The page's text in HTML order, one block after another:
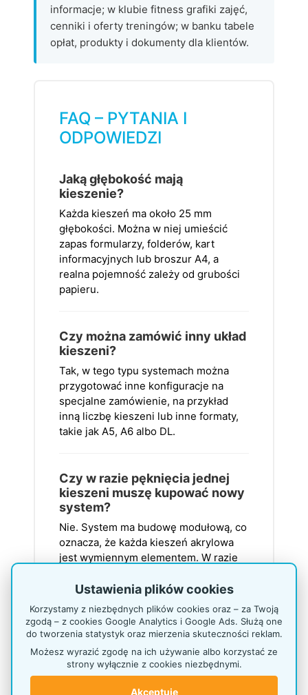
informacje; w klubie fitness grafiki zajęć,
cenniki i oferty treningów; w banku tabele
opłat, produkty i dokumenty dla klientów.
FAQ – PYTANIA I
ODPOWIEDZI
Jaką głębokość mają
kieszenie?
Każda kieszeń ma około 25 mm
głębokości. Można w niej umieścić
zapas formularzy, folderów, kart
informacyjnych lub broszur A4, a
realna pojemność zależy od grubości
papieru.
Czy można zamówić inny układ
kieszeni?
Tak, w tego typu systemach można
przygotować inne konfiguracje na
specjalne zamówienie, na przykład
inną liczbę kieszeni lub inne formaty,
takie jak A5, A6 albo DL.
Czy w razie pęknięcia jednej
kieszeni muszę kupować nowy
system?
Nie. System ma budowę modułową, co
oznacza, że każda kieszeń akrylowa
jest wymiennym elementem. W razie
zamawiasz u nas pojedynczy moduł.
Gdzie najlepiej wykorzystać
P570D?
W recepcjach, urzędach, bankach,
Ustawienia plików cookies
Korzystamy z niezbędnych plików cookies oraz – za Twoją
zgodą – z cookies Google Analytics i Google Ads. Służą one
do tworzenia statystyk oraz mierzenia skuteczności reklam.
Możesz wyrazić zgodę na ich używanie albo korzystać ze
strony wyłącznie z cookies niezbędnymi.
Akceptuję